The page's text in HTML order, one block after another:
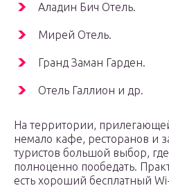
Аладин Бич Отель.
Мирей Отель.
Гранд Заман Гарден.
Отель Галлион и др.
На территории,
немало кафе, ресторанов и
туристов большой выбор,
полноценно пообедать.
есть хороший бесплатный